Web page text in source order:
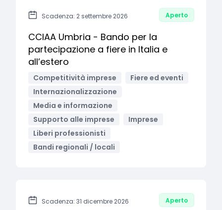
Scadenza: 2 settembre 2026 Aperto
CCIAA Umbria - Bando per la
partecipazione a fiere in Italia e
all’estero
Competitività imprese
Fiere ed eventi
Internazionalizzazione
Media e informazione
Supporto alle imprese
Imprese
Liberi professionisti
Bandi regionali / locali
Scadenza: 31 dicembre 2026 Aperto